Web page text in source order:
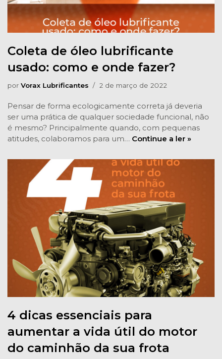
Coleta de óleo lubrificante
usado: como e onde fazer?
por Vorax Lubrificantes 2 de março de 2022
Pensar de forma ecologicamente correta já deveria
ser uma prática de qualquer sociedade funcional, não
é mesmo? Principalmente quando, com pequenas
atitudes, colaboramos para um… Continue a ler »
4 dicas essenciais para
aumentar a vida útil do motor
do caminhão da sua frota